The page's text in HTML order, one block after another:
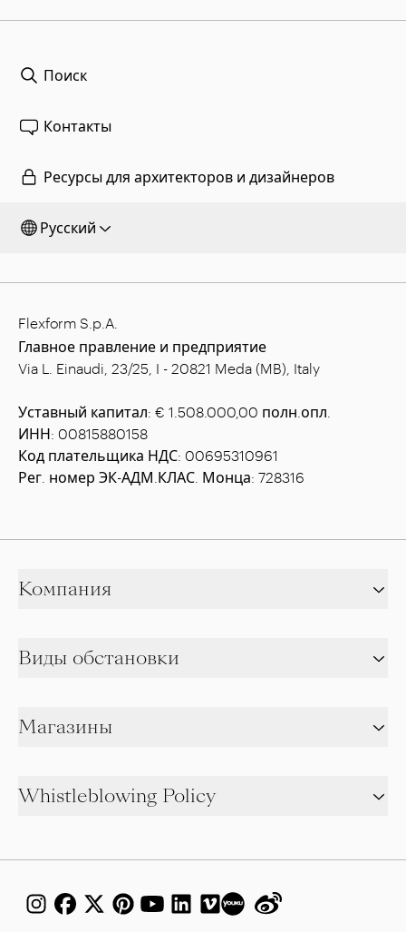
Поиск
Контакты
Ресурсы для архитекторов и дизайнеров
Русский
Flexform S.p.A.
Главное правление и предприятие
Via L. Einaudi, 23/25, I - 20821 Meda (MB), Italy
Уставный капитал: € 1.508.000,00 полн.опл.
ИНН: 00815880158
Код плательщика НДС: 00695310961
Рег. номер ЭК-АДМ.КЛАС. Монца: 728316
Компания
Виды обстановки
Магазины
Whistleblowing Policy